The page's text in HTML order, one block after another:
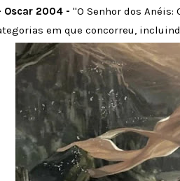
Oscar 2004 - ''O Senhor dos
em que concorreu,